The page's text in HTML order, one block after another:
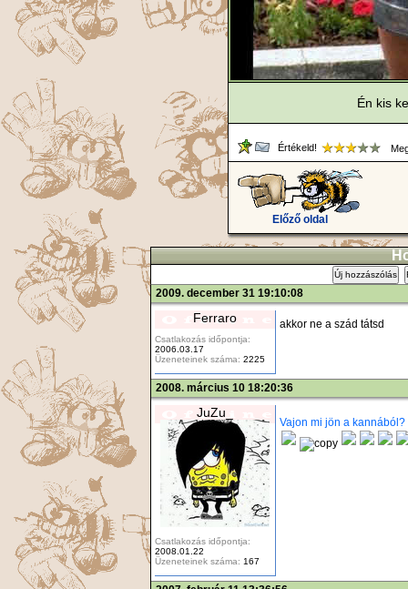
Én kis
Értékeld!
Előző oldal
Új hozzászólás
2009. december 31 19:10:08
Ferraro
Csatlakozás időpontja:
2006.03.17
Üzeneteinek száma: 2225
akkor ne a szád tátsd
2008. március 10 18:20:36
JuZu_
Csatlakozás időpontja:
2008.01.22
Üzeneteinek száma: 167
Vajon mi jön a kannából?